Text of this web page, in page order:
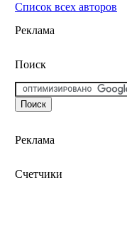
Список всех авторов
Реклама
Поиск
Реклама
Счетчики